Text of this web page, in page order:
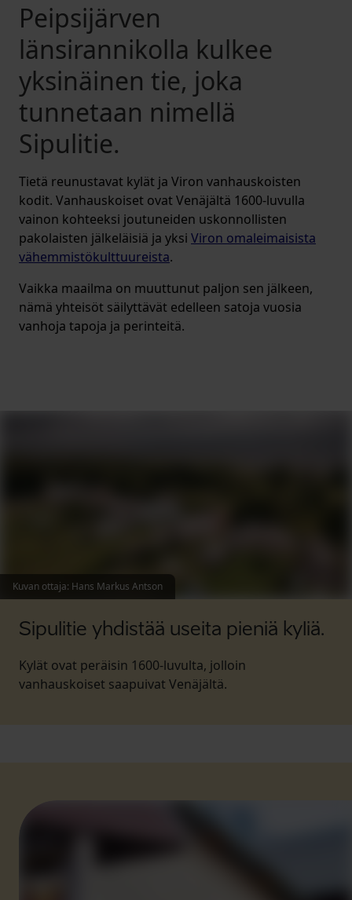
Peipsijärven
länsirannikolla kulkee
yksinäinen tie, joka
tunnetaan nimellä
Sipulitie.
Tietä reunustavat kylät ja Viron vanhauskoisten
kodit. Vanhauskoiset ovat Venäjältä 1600-luvulla
vainon kohteeksi joutuneiden uskonnollisten
pakolaisten jälkeläisiä ja yksi Viron omaleimaisista
vähemmistökulttuureista.
Vaikka maailma on muuttunut paljon sen jälkeen,
nämä yhteisöt säilyttävät edelleen satoja vuosia
vanhoja tapoja ja perinteitä.
Kuvan ottaja: Hans Markus Antson
Sipulitie yhdistää useita pieniä kyliä.
Kylät ovat peräisin 1600-luvulta, jolloin
vanhauskoiset saapuivat Venäjältä.